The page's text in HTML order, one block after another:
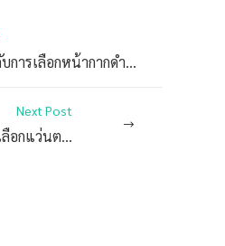
เคล็ด(ไม่)ลับ กับการเลือกหน้ากากดำน้ำ+ท่อหายใจ
Next Post
เคล็ดลับการเลือกแว่นตาว่ายน้ำ